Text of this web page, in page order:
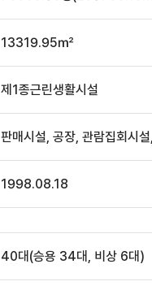
13319.95㎡
제1종근린생활시설
판매시설, 공장, 관람집회시
1998.08.18
40대 (승용 34대, 비상 6대)